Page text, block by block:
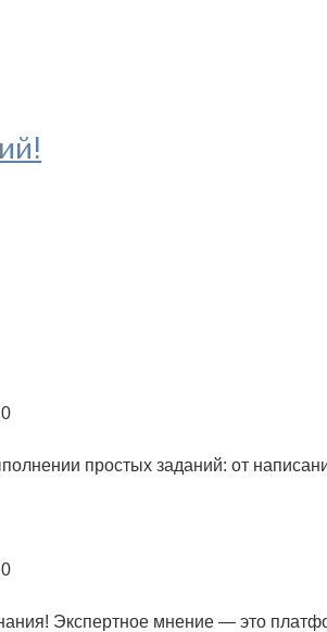
0
простых заданий: от
0
Экспертное мнение — это